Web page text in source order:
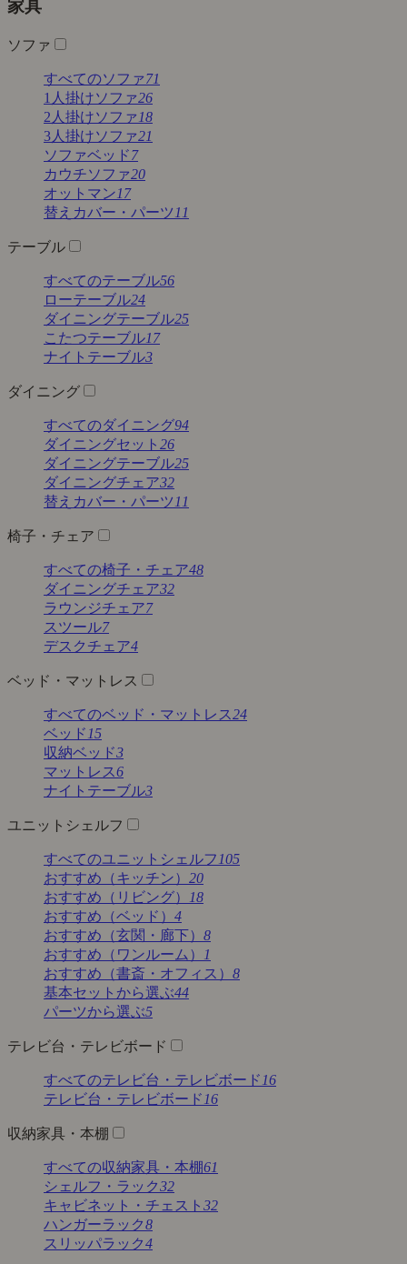
家具
ソファ
すべてのソファ71
1人掛けソファ26
2人掛けソファ 18
3人掛けソファ21
ソファベッド7
カウチソファ20
オットマン17
替えカバー・パーツ 11
テーブル
すべてのテーブル56
ローテーブル24
ダイニングテーブル25
こたつテーブル17
ナイトテーブル3
ダイニング
すべてのダイニング94
ダイニングセット 26
ダイニングテーブル25
ダイニングチェア32
替えカバー・パーツ 11
椅子・チェア
すべての椅子・チェア48
ダイニングチェア32
ラウンジチェア7
スツール7
デスクチェア4
ベッド・マットレス
すべてのベッド・マットレス24
ベッド 15
収納ベッド3
マットレス6
ナイトテーブル3
ユニットシェルフ
すべてのユニットシェルフ 105
おすすめ（キッチン） 20
おすすめ（リビング）
18
おすすめ（ベッド） 4
おすすめ（玄関・廊下） 8
おすすめ（ワンルーム）
1
おすすめ（書斎・オフィス） 8
基本セットから選ぶ44
パーツから選ぶ5
テレビ台・テレビボード
すべてのテレビ台・テレビボード 16
テレビ台・テレビボード 16
収納家具・本棚
すべての収納家具・本棚61
シェルフ・ラック32
キャビネット・チェスト 32
ハンガーラック8
スリッパラック4